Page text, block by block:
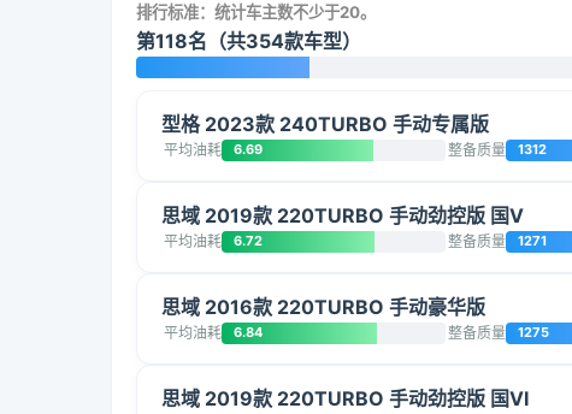
排行标准：统计车主数不少于20。
第118名（共354款车型）
型格 2023款 240TURBO 手动专属版
平均油耗 6.69 整备质量 1312
思域 2019款 220TURBO 手动劲控版 国V
平均油耗 6.72 整备质量 1271
思域 2016款 220TURBO 手动豪华版
平均油耗 6.84 整备质量 1275
思域 2019款 220TURBO 手动劲控版 国VI